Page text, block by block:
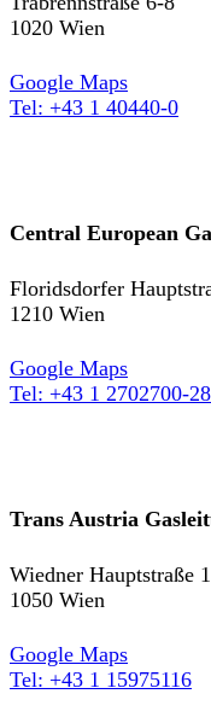
1020 Wien
Google Maps
Tel: +43 1 40440-0
Central European
Floridsdorfer
1210 Wien
Google Maps
Tel: +43 1 2702700-
Trans Austria
Wiedner Hauptstraße
1050 Wien
Google Maps
Tel: +43 1 15975116